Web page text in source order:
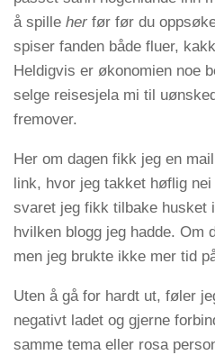
å spille her før før du
spiser fanden både fluer,
Heldigvis er økonomien noe
selge reisesjela mi til
fremover.
Her om dagen fikk jeg en
link, hvor jeg takket høflig nei
svaret jeg fikk tilbake husket
hvilken blogg jeg hadde. Om
men jeg brukte ikke mer tid
Uten å gå for hardt ut, føler
negativt ladet og gjerne
samme tema eller rosa